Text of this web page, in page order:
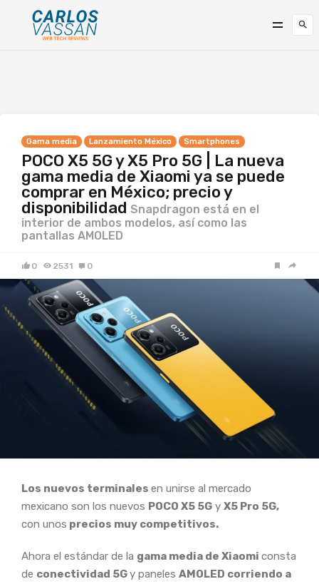
Gama media Lanzamiento México Smartphones
POCO X5 5G y X5 Pro 5G | La nueva
gama media de Xiaomi ya se puede
comprar en México; precio y
disponibilidad Snapdragon está en el
interior de ambos modelos, así como las
pantallas AMOLED
0 2531 0
Los nuevos terminales en unirse al mercado
mexicano son los nuevos POCO X5 5G y X5 Pro 5G,
con unos precios muy competitivos.
Ahora el estándar de la gama media de Xiaomi consta
de conectividad 5Gy paneles AMOLED corriendo a